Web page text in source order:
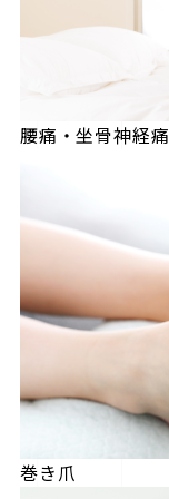
腰痛・坐骨神経痛
巻き爪